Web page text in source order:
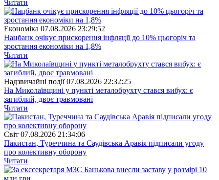
Читати
Економіка 07.08.2026 23:29:52
Нацбанк очікує прискорення інфляції до 10% цьогоріч та
зростання економіки на 1,8%
Читати
Надзвичайні події 07.08.2026 22:32:25
На Миколаївщині у пункті металобрухту стався вибух: є
загиблий, двоє травмовані
Читати
Свiт 07.08.2026 21:34:06
Пакистан, Туреччина та Саудівська Аравія підписали угоду
про колективну оборону
Читати